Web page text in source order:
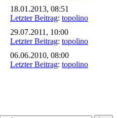
18.01.2013, 08:51
Letzter Beitrag: topolino
29.07.2011, 10:00
Letzter Beitrag: topolino
06.06.2010, 08:00
Letzter Beitrag: topolino